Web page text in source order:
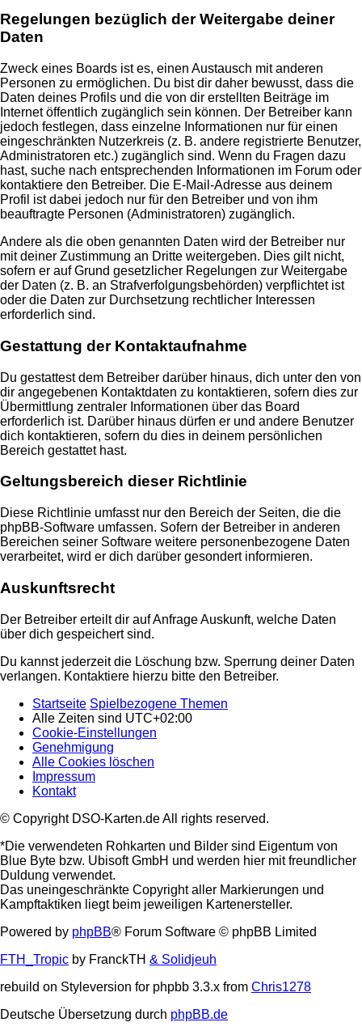
Regelungen bezüglich der Weitergabe deiner
Daten
Zweck eines Boards ist es, einen Austausch mit anderen
Personen zu ermöglichen. Du bist dir daher bewusst, dass die
Daten deines Profils und die von dir erstellten Beiträge im
Internet öffentlich zugänglich sein können. Der Betreiber kann
jedoch festlegen, dass einzelne Informationen nur für einen
eingeschränkten Nutzerkreis (z. B. andere registrierte Benutzer,
Administratoren etc.) zugänglich sind. Wenn du Fragen dazu
hast, suche nach entsprechenden Informationen im Forum oder
kontaktiere den Betreiber. Die E-Mail-Adresse aus deinem
Profil ist dabei jedoch nur für den Betreiber und von ihm
beauftragte Personen (Administratoren) zugänglich.
Andere als die oben genannten Daten wird der Betreiber nur
mit deiner Zustimmung an Dritte weitergeben. Dies gilt nicht,
sofern er auf Grund gesetzlicher Regelungen zur Weitergabe
der Daten (z. B. an Strafverfolgungsbehörden) verpflichtet ist
oder die Daten zur Durchsetzung rechtlicher Interessen
erforderlich sind.
Gestattung der Kontaktaufnahme
Du gestattest dem Betreiber darüber hinaus, dich unter den von
dir angegebenen Kontaktdaten zu kontaktieren, sofern dies zur
Übermittlung zentraler Informationen über das Board
erforderlich ist. Darüber hinaus dürfen er und andere Benutzer
dich kontaktieren, sofern du dies in deinem persönlichen
Bereich gestattet hast.
Geltungsbereich dieser Richtlinie
Diese Richtlinie umfasst nur den Bereich der Seiten, die die
phpBB-Software umfassen. Sofern der Betreiber in anderen
Bereichen seiner Software weitere personenbezogene Daten
verarbeitet, wird er dich darüber gesondert informieren.
Auskunftsrecht
Der Betreiber erteilt dir auf Anfrage Auskunft, welche Daten
über dich gespeichert sind.
Du kannst jederzeit die Löschung bzw. Sperrung deiner Daten
verlangen. Kontaktiere hierzu bitte den Betreiber.
Startseite Spielbezogene Themen
Alle Zeiten sind UTC+02:00
Cookie-Einstellungen
Genehmigung
Alle Cookies löschen
Impressum
Kontakt
© Copyright DSO-Karten.de All rights reserved.
*Die verwendeten Rohkarten und Bilder sind Eigentum von
Blue Byte bzw. Ubisoft GmbH und werden hier mit freundlicher
Duldung verwendet.
Das uneingeschränkte Copyright aller Markierungen und
Kampftaktiken liegt beim jeweiligen Kartenersteller.
Powered by phpBB® Forum Software © phpBB Limited
FTH_Tropic by FranckTH & Solidjeuh
rebuild on Styleversion for phpbb 3.3.x from Chris1278
Deutsche Übersetzung durch phpBB.de